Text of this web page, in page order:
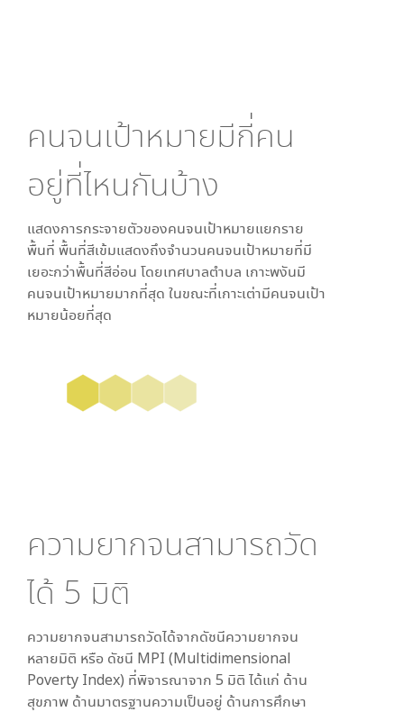
คนจนเป้าหมายมีกี่คน
อยู่ที่ไหนกันบ้าง
แสดงการกระจายตัวของคนจนเป้าหมายแยกราย
พื้นที่ พื้นที่สีเข้มแสดงถึงจำนวนคนจนเป้าหมายที่มี
เยอะกว่าพื้นที่สีอ่อน โดยเทศบาลตำบล เกาะพงันมี
คนจนเป้าหมายมากที่สุด ในขณะที่เกาะเต่ามีคนจนเป้า
หมายน้อยที่สุด
ความยากจนสามารถวัด
ได้ 5 มิติ
ความยากจนสามารถวัดได้จากดัชนีความยากจน
หลายมิติ หรือ ดัชนี MPI (Multidimensional
Poverty Index) ที่พิจารณาจาก 5 มิติ ได้แก่ ด้าน
สุขภาพ ด้านมาตรฐานความเป็นอยู่ ด้านการศึกษา